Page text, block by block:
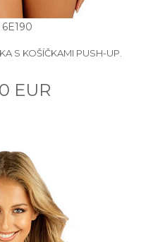
S KOŠÍČKAMI PUSH-UP.
EUR